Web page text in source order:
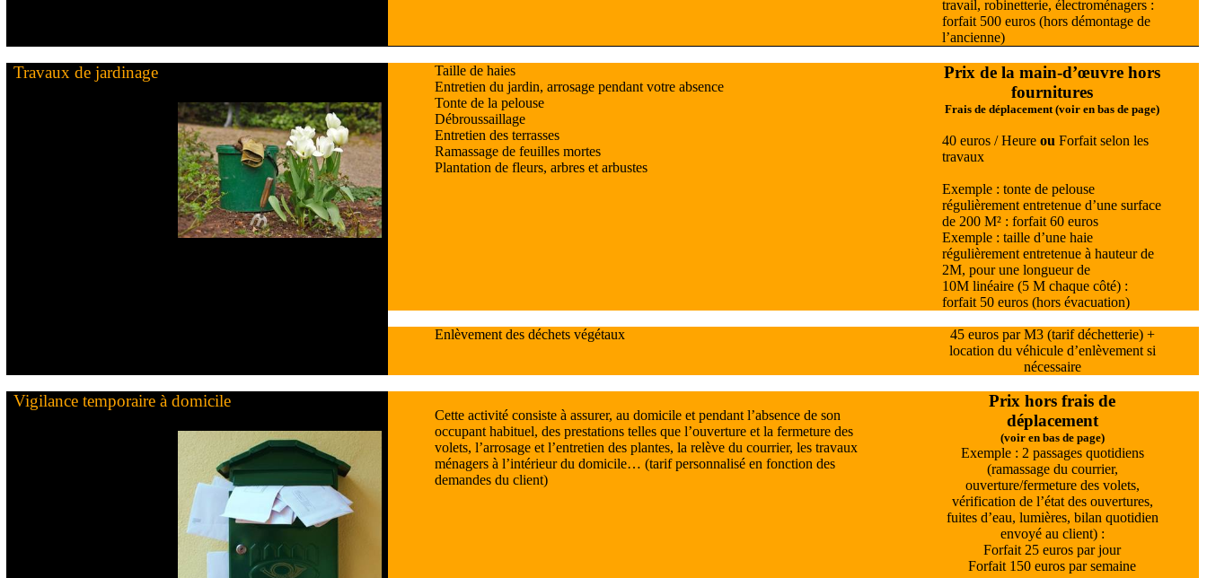
travail, robinetterie, électroménagers :
forfait 500 euros (hors démontage de
l’ancienne)
Travaux de jardinage
Taille de haies
Entretien du jardin, arrosage pendant votre absence
Tonte de la pelouse
Débroussaillage
Entretien des terrasses
Ramassage de feuilles mortes
Plantation de fleurs, arbres et arbustes
Prix de la main-d’œuvre hors
fournitures
Frais de déplacement (voir en bas de page)
40 euros / Heureou Forfait selon les
travaux
Exemple : tonte de pelouse
régulièrement entretenue d’une surface
de 200 M² : forfait 60 euros
Exemple : taille d’une haie
régulièrement entretenue à hauteur de
2M, pour une longueur de
10M linéaire (5 M chaque côté) :
forfait 50 euros (hors évacuation)
Enlèvement des déchets végétaux
45 euros par M3 (tarif déchetterie) +
location du véhicule d’enlèvement si
nécessaire
Vigilance temporaire à domicile
Cette activité consiste à assurer, au domicile et pendant l’absence de son
occupant habituel, des prestations telles que l’ouverture et la fermeture des
volets, l’arrosage et l’entretien des plantes, la relève du courrier, les travaux
ménagers à l’intérieur du domicile… (tarif personnalisé en fonction des
demandes du client)
Prix hors frais de
déplacement
(voiren bas de page)
Exemple : 2 passages quotidiens
(ramassage du courrier,
ouverture/fermeture des volets,
vérification de l’état des ouvertures,
fuites d’eau, lumières, bilan quotidien
envoyé au client) :
Forfait 25 euros par jour
Forfait 150 euros par semaine